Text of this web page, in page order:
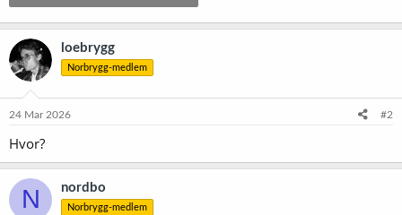
loebrygg
Norbrygg-medlem
24 Mar 2026 #2
Hvor?
N nordbo
Norbrygg-medlem